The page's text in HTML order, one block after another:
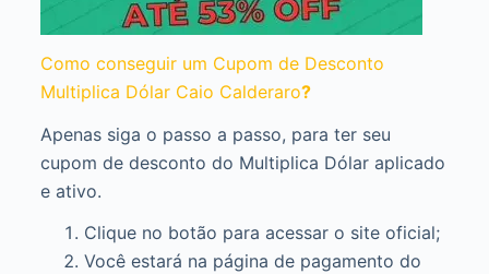
Como conseguir um Cupom de Desconto
Multiplica Dólar Caio Calderaro?
Apenas siga o passo a passo, para ter seu
cupom de desconto do Multiplica Dólar aplicado
e ativo.
Clique no botão para acessar o site oficial;
Você estará na página de pagamento do